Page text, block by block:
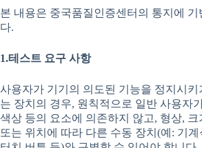
본 내용은 중국품질인증센터의 통지에 기
다.
1.테스트 요구 사항
사용자가 기기의 의도된 기능을 정지시키
는 장치의 경우, 원칙적으로 일반 사용자
색상 등의 요소에 의존하지 않고, 형상, 크
또는 위치에 따라 다른 수동 장치(예: 기